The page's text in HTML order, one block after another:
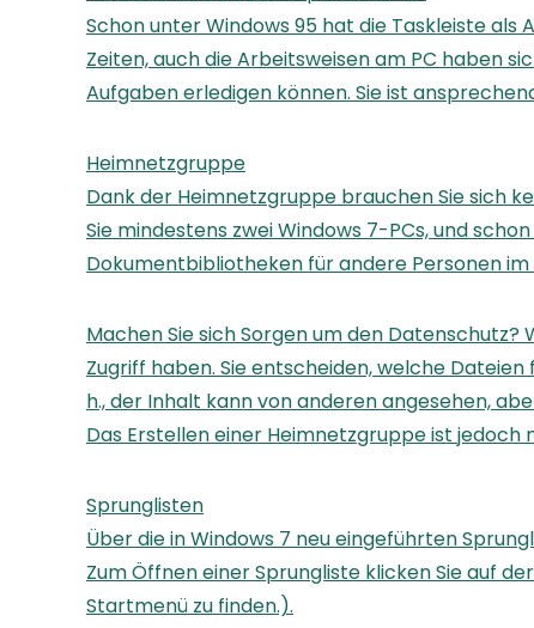
Schon unter Windows 95 hat die Taskleiste
Zeiten, auch die Arbeitsweisen am PC haben
Aufgaben erledigen können. Sie ist
Heimnetzgruppe
Dank der Heimnetzgruppe brauchen Sie sich
Sie mindestens zwei Windows 7-PCs, und
Dokumentbibliotheken für andere Personen
Machen Sie sich Sorgen um den
Zugriff haben. Sie entscheiden, welche
h., der Inhalt kann von anderen angesehen,
Das Erstellen einer Heimnetzgruppe ist jedoch
Sprunglisten
Über die in Windows 7 neu eingeführten
Zum Öffnen einer Sprungliste klicken Sie auf
Startmenü zu finden.).